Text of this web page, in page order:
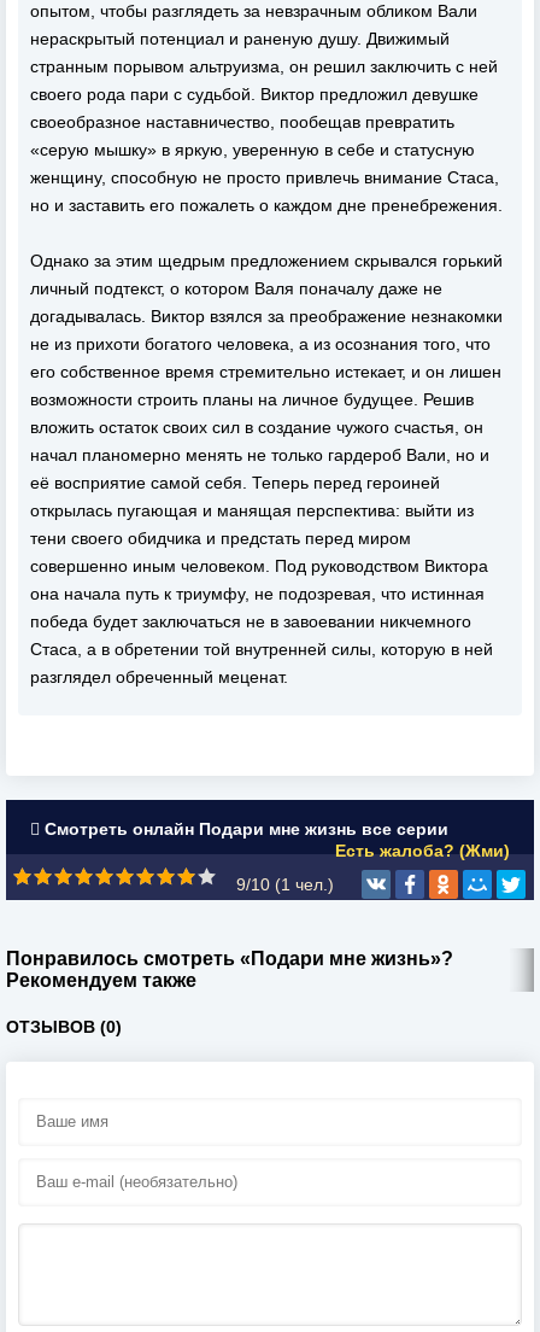
опытом, чтобы разглядеть за невзрачным обликом Вали
нераскрытый потенциал и раненую душу. Движимый
странным порывом альтруизма, он решил заключить с ней
своего рода пари с судьбой. Виктор предложил девушке
своеобразное наставничество, пообещав превратить
«серую мышку» в яркую, уверенную в себе и статусную
женщину, способную не просто привлечь внимание Стаса,
но и заставить его пожалеть о каждом дне пренебрежения.
Однако за этим щедрым предложением скрывался горький
личный подтекст, о котором Валя поначалу даже не
догадывалась. Виктор взялся за преображение незнакомки
не из прихоти богатого человека, а из осознания того, что
его собственное время стремительно истекает, и он лишен
возможности строить планы на личное будущее. Решив
вложить остаток своих сил в создание чужого счастья, он
начал планомерно менять не только гардероб Вали, но и
её восприятие самой себя. Теперь перед героиней
открылась пугающая и манящая перспектива: выйти из
тени своего обидчика и предстать перед миром
совершенно иным человеком. Под руководством Виктора
она начала путь к триумфу, не подозревая, что истинная
победа будет заключаться не в завоевании никчемного
Стаса, а в обретении той внутренней силы, которую в ней
разглядел обреченный меценат.
Смотреть онлайн Подари мне жизнь все серии
Есть жалоба? (Жми)
9/10 (1 чел.)
Понравилось смотреть «Подари мне жизнь»?
Рекомендуем также
ОТЗЫВОВ (0)